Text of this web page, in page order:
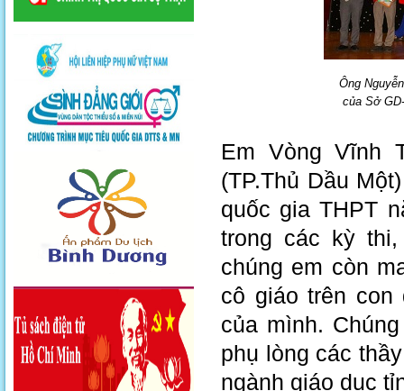
Ông
của Sở
Em Vòng Vĩnh
(TP.Thủ Dầu
quốc gia THPT
trong các kỳ
chúng em còn
cô giáo trên
của mình.
phụ lòng các
ngành giáo dục